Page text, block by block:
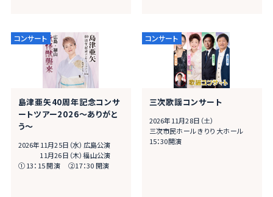
島津亜矢40周年記念コンサ
ートツアー2026～ありがと
う～
2026年11月25日（水）広島公演
11月26日（木）福山公演
① 13：15 開演 ②17：30 開演
三次歌謡コンサート
2026年11月28日（土）
三次市民ホール きりり 大ホール
15：30開演